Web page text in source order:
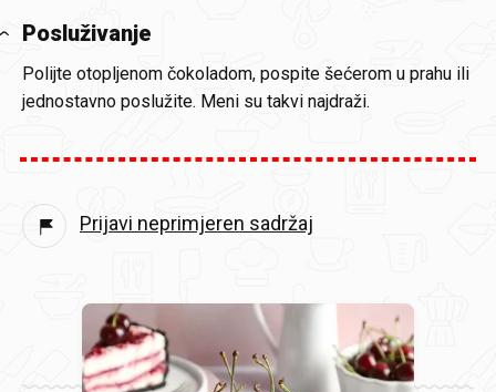
Posluživanje
Polijte otopljenom čokoladom, pospite šećerom u prahu ili
jednostavno poslužite. Meni su takvi najdraži.
Prijavi neprimjeren sadržaj